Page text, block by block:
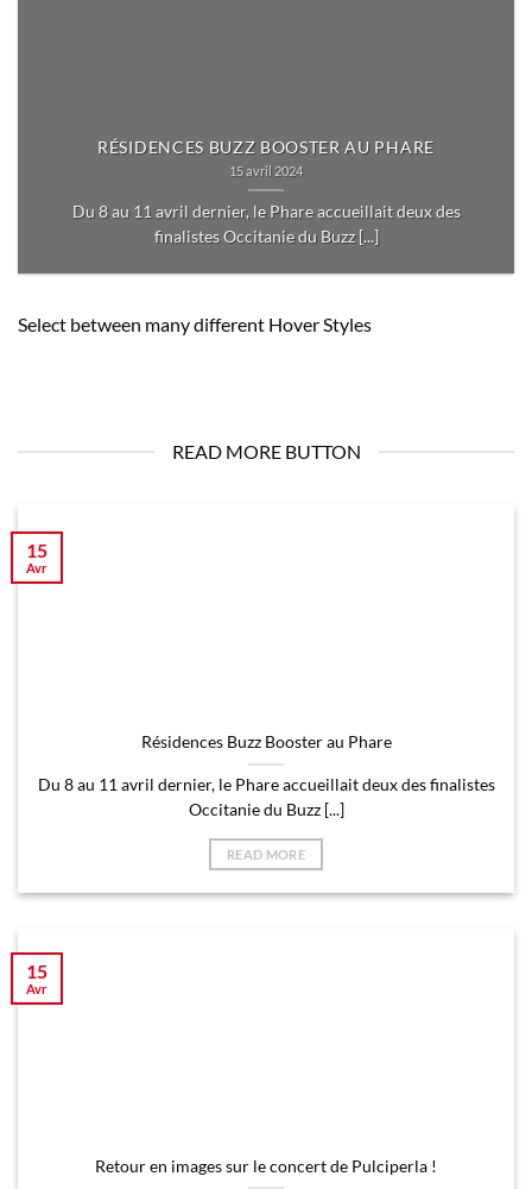
RÉSIDENCES BUZZ BOOSTER AU PHARE
15 avril 2024
Du 8 au 11 avril dernier, le Phare accueillait deux des
finalistes Occitanie du Buzz [...]
Select between many different Hover Styles
READ MORE BUTTON
Résidences Buzz Booster au Phare
Du 8 au 11 avril dernier, le Phare accueillait deux des finalistes
Occitanie du Buzz [...]
READ MORE
15
Avr
Retour en images sur le concert de Pulciperla !
15
Avr